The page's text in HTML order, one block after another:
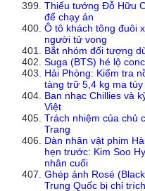
Thiếu tướng Đỗ Hữu
để chạy án
Ô tô khách tông đuôi
người tử vong
Bắt nhóm đối tượng
Suga (BTS) hé lộ
Hải Phòng: Kiểm tra
tàng trữ 5,4 kg ma túy
Ban nhạc Chillies và
Việt
Trách nhiệm của chủ
Trang
Dàn nhân vật phim
hẹn trước: Kim Soo
nhân cuối
Ghép ảnh Rosé
Trung Quốc bị chỉ